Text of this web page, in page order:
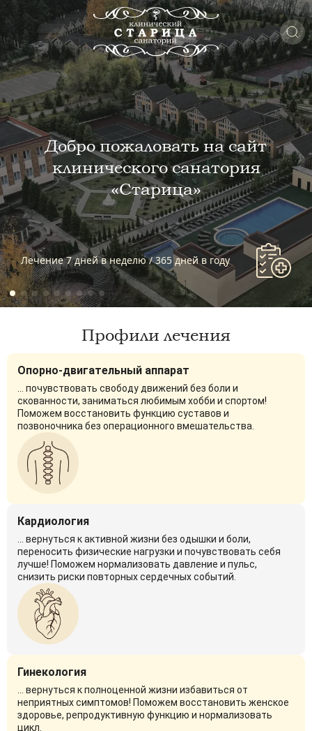
Добро пожаловать на сайт
клинического санатория
«Старица»
Лечение 7 дней в неделю / 365 дней в году
Профили лечения
Опорно-двигательный аппарат
... почувствовать свободу движений без боли и
скованности, заниматься любимым хобби и спортом!
Поможем восстановить функцию суставов и
позвоночника без операционного вмешательства.
Кардиология
... вернуться к активной жизни без одышки и боли,
переносить физические нагрузки и почувствовать себя
лучше! Поможем нормализовать давление и пульс,
снизить риски повторных сердечных событий.
Гинекология
... вернуться к полноценной жизни избавиться от
неприятных симптомов! Поможем восстановить женское
здоровье, репродуктивную функцию и нормализовать
цикл.